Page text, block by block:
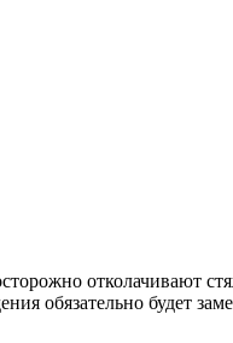
отколачивают
обязательно будет